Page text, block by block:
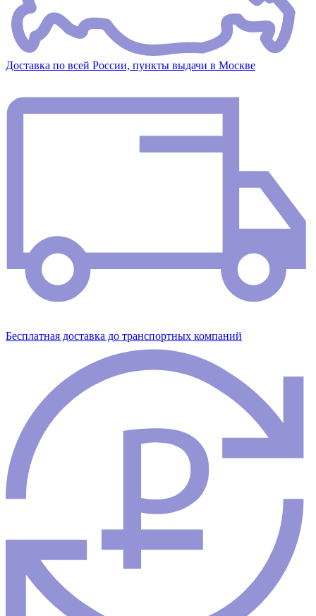
Доставка по всей России, пункты выдачи в Москве
Бесплатная доставка до транспортных компаний